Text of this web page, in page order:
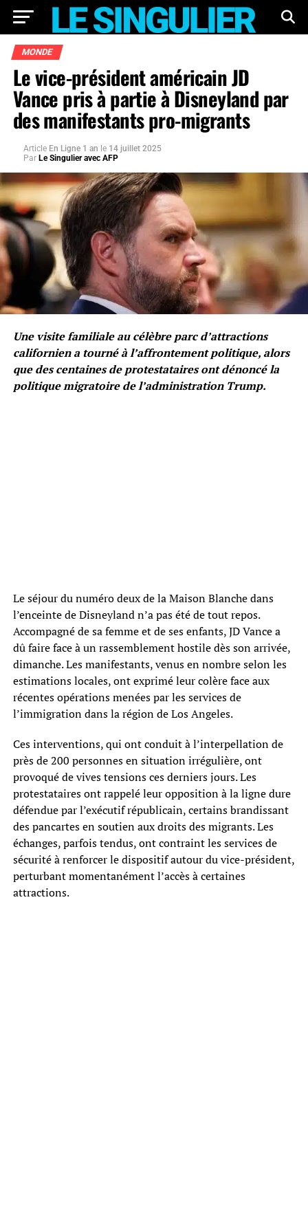
MONDE
Le vice-président américain JD
Vance pris à partie à Disneyland par
des manifestants pro-migrants
Article En Ligne 1 an le 14 juillet 2025
Par Le Singulier avec AFP
Une visite familiale au célèbre parc d’attractions
californien a tourné à l’affrontement politique, alors
que des centaines de protestataires ont dénoncé la
politique migratoire de l’administration Trump.
Le séjour du numéro deux de la Maison Blanche dans
l’enceinte de Disneyland n’a pas été de tout repos.
Accompagné de sa femme et de ses enfants, JD Vance a
dû faire face à un rassemblement hostile dès son arrivée,
dimanche. Les manifestants, venus en nombre selon les
estimations locales, ont exprimé leur colère face aux
récentes opérations menées par les services de
l’immigration dans la région de Los Angeles.
Ces interventions, qui ont conduit à l’interpellation de
près de 200 personnes en situation irrégulière, ont
provoqué de vives tensions ces derniers jours. Les
protestataires ont rappelé leur opposition à la ligne dure
défendue par l’exécutif républicain, certains brandissant
des pancartes en soutien aux droits des migrants. Les
échanges, parfois tendus, ont contraint les services de
sécurité à renforcer le dispositif autour du vice-président,
perturbant momentanément l’accès à certaines
attractions.